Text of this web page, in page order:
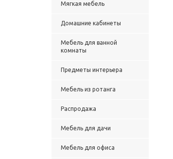
Мягкая мебель
Домашние кабинеты
Мебель для ванной
комнаты
Предметы интерьера
Мебель из ротанга
Распродажа
Мебель для дачи
Мебель для офиса